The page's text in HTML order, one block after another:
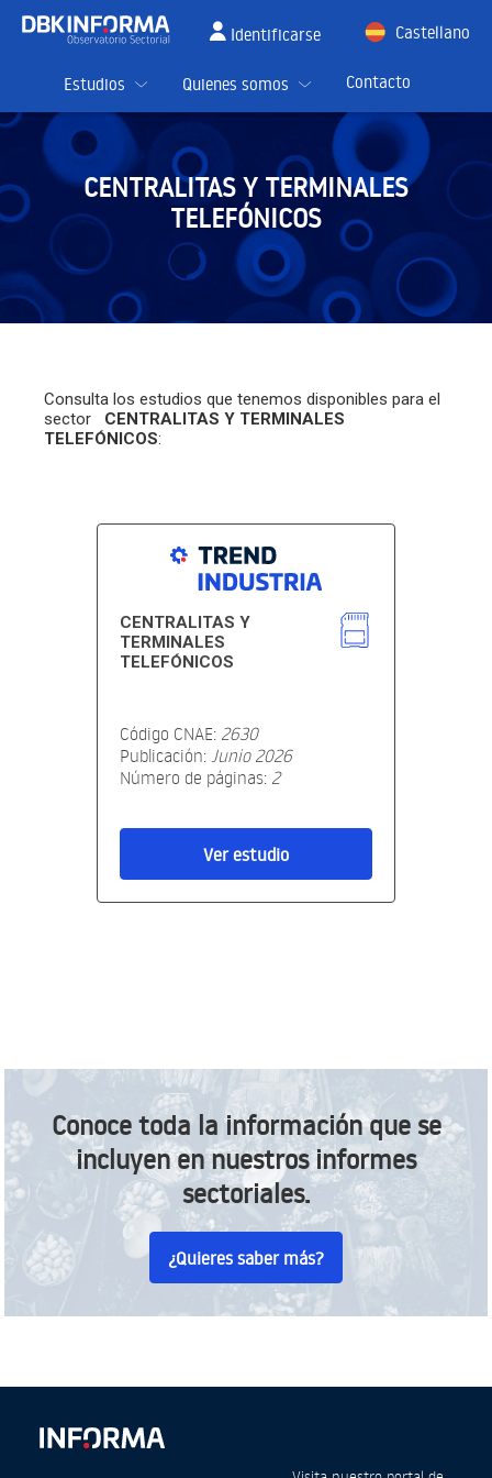
Identificarse
Castellano
Estudios
Quienes somos Contacto
CENTRALITAS Y TERMINALES
TELEFÓNICOS
Consulta los estudios que tenemos disponibles para el
sector CENTRALITAS Y TERMINALES
TELEFÓNICOS:
CENTRALITAS Y
TERMINALES
TELEFÓNICOS
Código CNAE: 2630
Publicación: Junio 2026
Número de páginas: 2
Ver estudio
Conoce toda la información que se
incluyen en nuestros informes
sectoriales.
¿Quieres saber más?